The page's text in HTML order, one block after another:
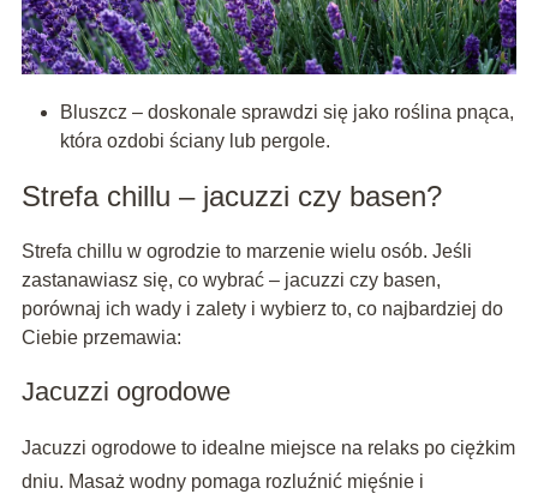
Bluszcz – doskonale sprawdzi się jako roślina pnąca,
która ozdobi ściany lub pergole.
Strefa chillu – jacuzzi czy basen?
Strefa chillu w ogrodzie to marzenie wielu osób. Jeśli
zastanawiasz się, co wybrać – jacuzzi czy basen,
porównaj ich wady i zalety i wybierz to, co najbardziej do
Ciebie przemawia:
Jacuzzi ogrodowe
Jacuzzi ogrodowe to idealne miejsce na relaks po ciężkim
dniu. Masaż wodny pomaga rozluźnić mięśnie i